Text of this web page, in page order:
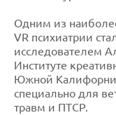
Одним из
VR психиатрии
исследователем
Институте
Южной
специально для
травм и ПТСР.